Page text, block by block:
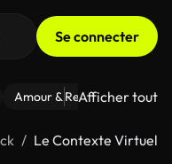
Se connecter
Amour & Relations Le
Afficher tout
Le Contexte Virtuel